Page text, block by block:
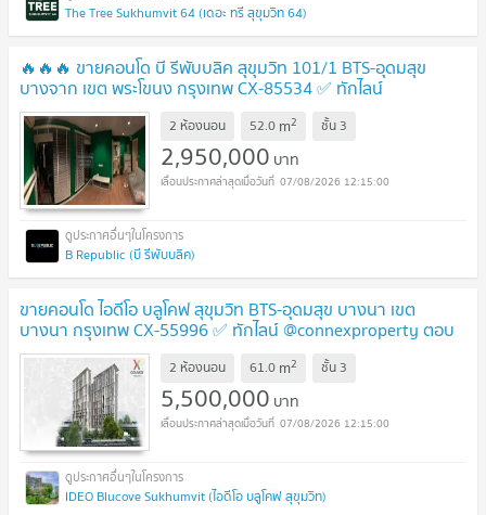
The Tree Sukhumvit 64 (เดอะ ทรี สุขุมวิท 64)
🔥🔥🔥 ขายคอนโด บี รีพับบลิค สุขุมวิท 101/1 BTS-อุดมสุข
บางจาก เขต พระโขนง กรุงเทพ CX-85534 ✅ ทักไลน์
@connexproperty ตอบทันที ทีมงานมืออาชีพ ✅ 🔥🔥🔥
2 ห้องนอน 52.0 m2 ชั้น 3
2,950,000 บาท
07/08/2026 12:15:00
B Republic (บี รีพับบลิค)
ขายคอนโด ไอดีโอ บลูโคฟ สุขุมวิท BTS-อุดมสุข บางนา เขต
บางนา กรุงเทพ CX-55996 ✅ ทักไลน์ @connexproperty ตอบ
ทันที ทีมงานมืออาชีพ ✅
2 ห้องนอน 61.0 m2 ชั้น 3
5,500,000 บาท
07/08/2026 12:15:00
IDEO Blucove Sukhumvit (ไอดีโอ บลูโคฟ สุขุมวิท)